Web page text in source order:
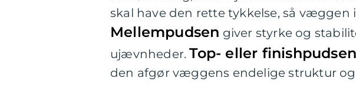
skal have den rette tykkelse, så væggen
Mellempudsen giver styrke og
ujævnheder.Top- eller finishpudsen
den afgør væggens endelige struktur og